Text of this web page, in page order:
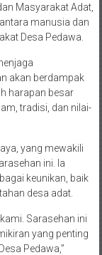
Masyarakat Adat,
manusia dan
Desa Pedawa.
akan berdampak
harapan besar
tradisi, dan nilai-
yang mewakili
ini. Ia
keunikan, baik
desa adat.
Sarasehan ini
yang penting
Pedawa,”